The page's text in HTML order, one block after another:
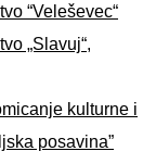
“Veleševec“
„Slavuj“,
kulturne i
posavina”